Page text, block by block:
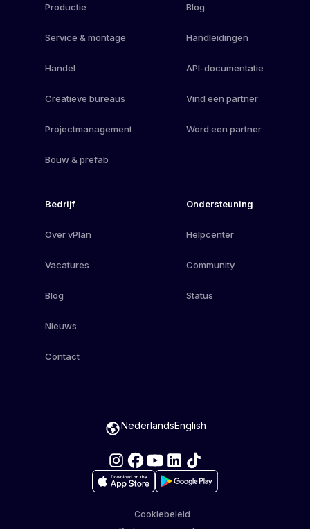
Productie
Service & montage
Handel
Creatieve bureaus
Projectmanagement
Bouw & prefab
Blog
Handleidingen
API-documentatie
Vind een partner
Word een partner
Bedrijf
Over vPlan
Vacatures
Blog
Nieuws
Contact
Ondersteuning
Helpcenter
Community
Status
English
Nederlands
Cookiebeleid